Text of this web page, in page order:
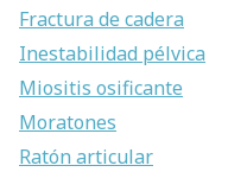
Fractura de cadera
Inestabilidad pélvica
Miositis osificante
Moratones
Ratón articular